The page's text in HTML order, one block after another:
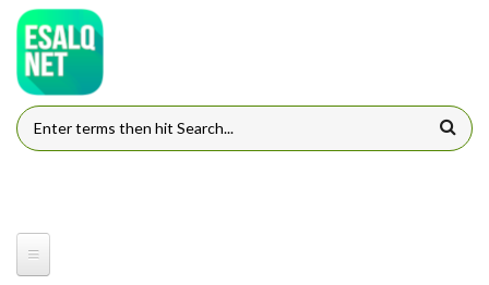
Pular para o conteúdo principal
FORMULÁRIO DE BUSCA